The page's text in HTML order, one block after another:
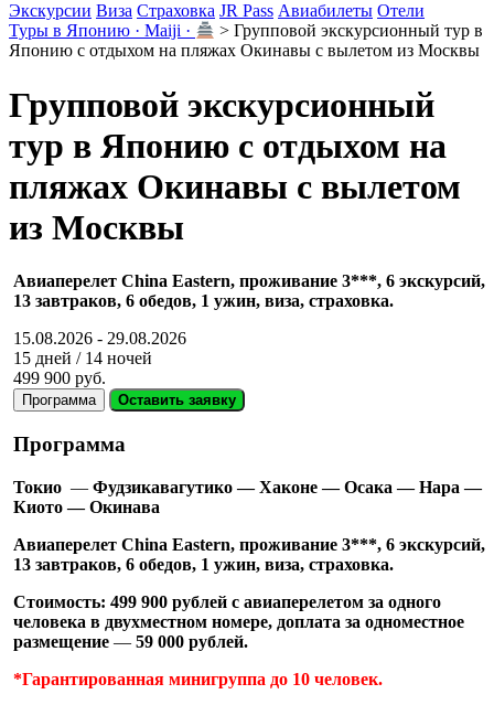
Экскурсии Виза Страховка JR Pass Авиабилеты Отели
Туры в Японию · Maiji ·
>Групповой экскурсионный тур в
Японию с отдыхом на пляжах Окинавы с вылетом из Москвы
Групповой экскурсионный
тур в Японию с отдыхом на
пляжах Окинавы с вылетом
из Москвы
Авиаперелет China Eastern, проживание 3***, 6 экскурсий,
13 завтраков, 6 обедов, 1 ужин, виза, страховка.
15.08.2026 - 29.08.2026
15 дней / 14 ночей
499 900 руб.
Программа Оставить заявку
Программа
Токио — Фудзикавагутико — Хаконе — Осака — Нара —
Киото — Окинава
Авиаперелет China Eastern, проживание 3***, 6 экскурсий,
13 завтраков, 6 обедов, 1 ужин, виза, страховка.
Стоимость: 499 900 рублей с авиаперелетом за одного
человека в двухместном номере, доплата за одноместное
размещение — 59 000 рублей.
*Гарантированная минигруппа до 10 человек.